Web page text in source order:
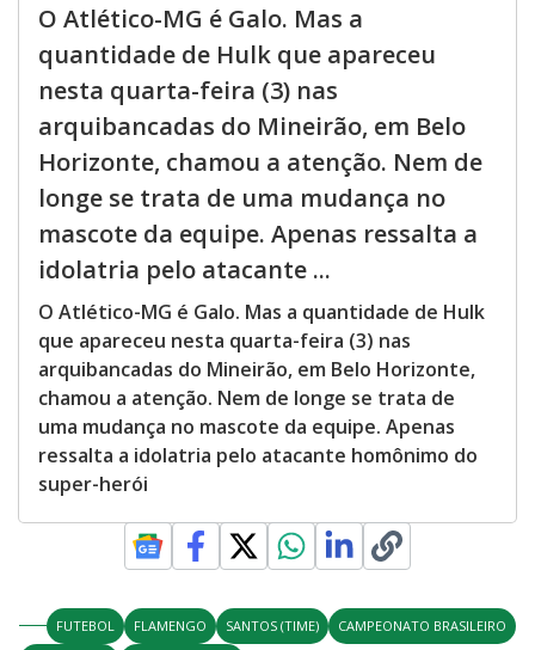
O Atlético-MG é Galo. Mas a
quantidade de Hulk que apareceu
nesta quarta-feira (3) nas
arquibancadas do Mineirão, em Belo
Horizonte, chamou a atenção. Nem de
longe se trata de uma mudança no
mascote da equipe. Apenas ressalta a
idolatria pelo atacante ...
O Atlético-MG é Galo. Mas a quantidade de Hulk
que apareceu nesta quarta-feira (3) nas
arquibancadas do Mineirão, em Belo Horizonte,
chamou a atenção. Nem de longe se trata de
uma mudança no mascote da equipe. Apenas
ressalta a idolatria pelo atacante homônimo do
super-herói
FUTEBOL FLAMENGO SANTOS (TIME)
CAMPEONATO BRASILEIRO